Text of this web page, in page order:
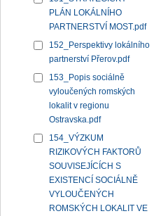
PLÁN LOKÁLNÍHO
PARTNERSTVÍ MOST.pdf
152_Perspektivy lokálního
partnerství Přerov.pdf
153_Popis sociálně
vyloučených romských
lokalit v regionu
Ostravska.pdf
154_VÝZKUM
RIZIKOVÝCH FAKTORŮ
SOUVISEJÍCÍCH S
EXISTENCÍ SOCIÁLNĚ
VYLOUČENÝCH
ROMSKÝCH LOKALIT VE